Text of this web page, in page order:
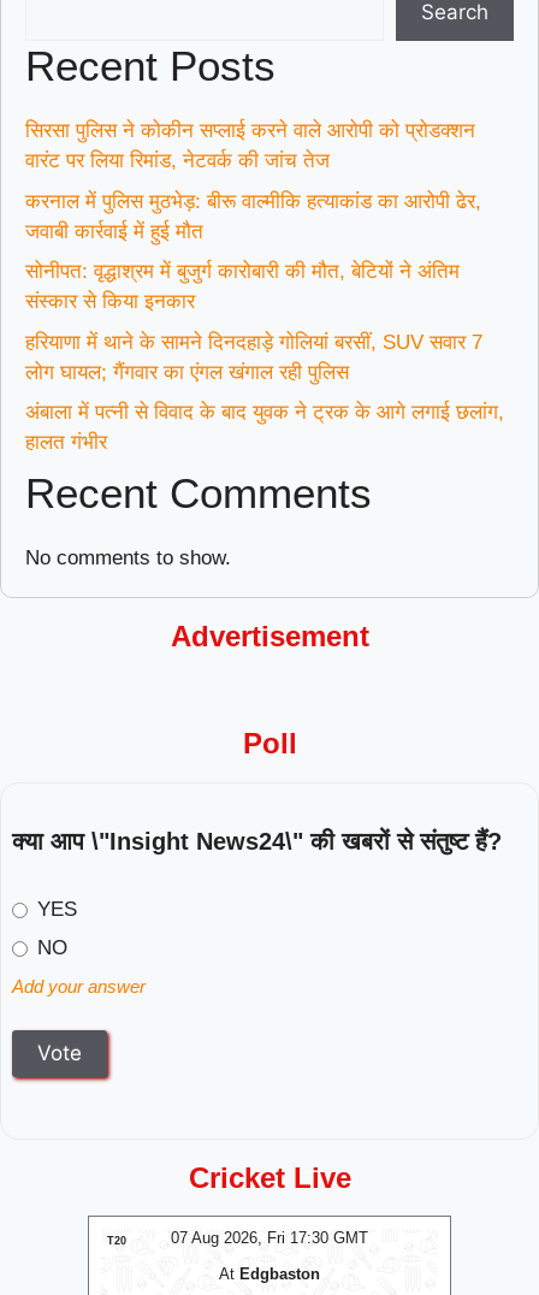
Search
Recent Posts
सिरसा पुलिस ने कोकीन सप्लाई करने वाले आरोपी को प्रोडक्शन
वारंट पर लिया रिमांड, नेटवर्क की जांच तेज
करनाल में पुलिस मुठभेड़: बीरू वाल्मीकि हत्याकांड का आरोपी ढेर,
जवाबी कार्रवाई में हुई मौत
सोनीपत: वृद्धाश्रम में बुजुर्ग कारोबारी की मौत, बेटियों ने अंतिम
संस्कार से किया इनकार
हरियाणा में थाने के सामने दिनदहाड़े गोलियां बरसीं, SUV सवार 7
लोग घायल; गैंगवार का एंगल खंगाल रही पुलिस
अंबाला में पत्नी से विवाद के बाद युवक ने ट्रक के आगे लगाई छलांग,
हालत गंभीर
Recent Comments
No comments to show.
Advertisement
Poll
क्या आप \"Insight News24\" की खबरों से संतुष्ट हैं?
YES
NO
Add your answer
Cricket Live
07 Aug 2026, Fri 17:30 GMT
T20
At Edgbaston